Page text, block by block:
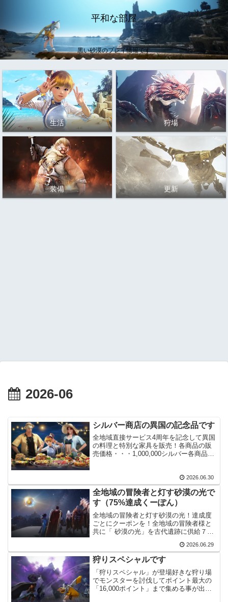
平和な部屋
黒い砂漠のプレイ情報です
生活 狩場
装備 更新
2026-06
シルバー商店の異国の記念品です
全地域直接サービス4周年を記念して異国
の料理と特別な家具を販売！各商品の販
売価格・・・1,000,000シルバー各商品の
テから月曜日を跨いだので、またパール
商店で異...
2026.06.30
全地域の冒険者と灯す砂漠の光で
す（75%達成くーぽん）
全地域の冒険者と灯す砂漠の光！達成度
ごとにクーポンを！全地域の冒険者様と
共に「 砂漠の光」を古代遺跡に供給７
SONE-TEAM75%、3段階証の目標獲得数
「750,000,000個」を達成したようで...
2026.06.29
狩りスペシャルです
「狩りスペシャル」が登場好きな狩り場
でモンスターを討伐してポイント最大の
「16,000ポイント」まで集める事が出来